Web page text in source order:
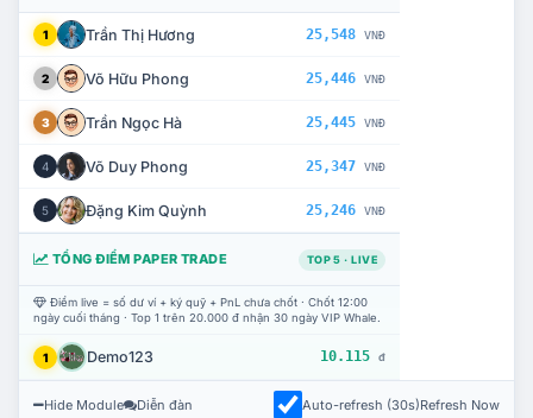
1 Trần Thị Hương 25,548 VNĐ
2 Võ Hữu Phong 25,446 VNĐ
3 Trần Ngọc Hà 25,445 VNĐ
4 Võ Duy Phong 25,347 VNĐ
5 Đặng Kim Quỳnh 25,246 VNĐ
TỔNG ĐIỂM PAPER TRADE TOP 5 · LIVE
Điểm live = số dư ví + ký quỹ + PnL chưa chốt · Chốt 12:00
ngày cuối tháng · Top 1 trên 20.000 đ nhận 30 ngày VIP Whale.
1 Demo123 10.115 đ
Hide Module Diễn đàn Auto-refresh (30s)Refresh Now